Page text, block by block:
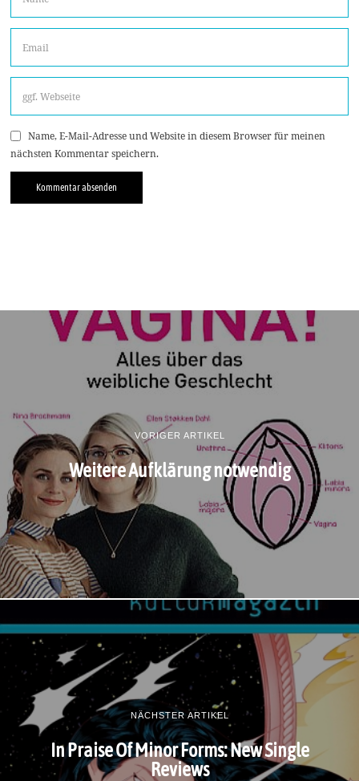
Name, E-Mail-Adresse und Website in diesem Browser für meinen
nächsten Kommentar speichern.
VORIGER ARTIKEL
Weitere Aufklärung notwendig
NÄCHSTER ARTIKEL
In Praise Of Minor Forms: New Single
Reviews